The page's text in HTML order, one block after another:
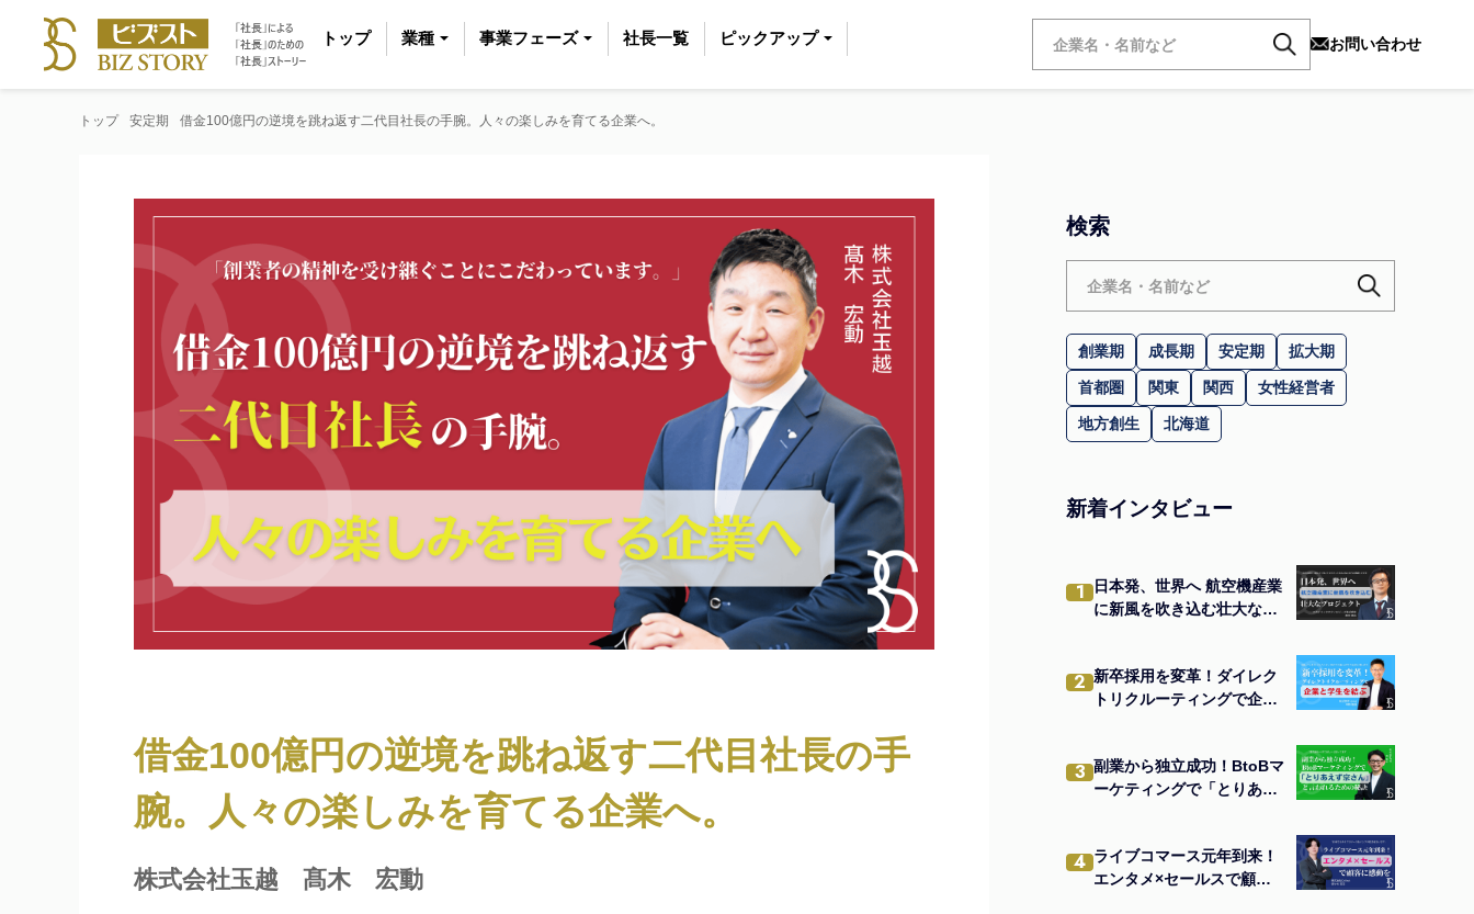
トップ 業種 事業フェーズ 社長一覧 ピックアップ お問い合わせ
トップ 安定期 借金100億円の逆境を跳ね返す二代目社長の手腕。人々の楽しみを育てる企業へ。
借金100億円の逆境を跳ね返す二代目社長の手
腕。人々の楽しみを育てる企業へ。
株式会社玉越 髙木 宏動
検索
創業期 成長期 安定期 拡大期
首都圏 関東 関西 女性経営者
地方創生 北海道
新着インタビュー
1
日本発、世界へ 航空機産業
に新風を吹き込む壮大なプ
2 新卒採用を変革！ダイレク
トリクルーティングで企業
3 副業から独立成功！BtoBマ
ーケティングで「とりあえ
4 ライブコマース元年到来！
エンタメ×セールスで顧客